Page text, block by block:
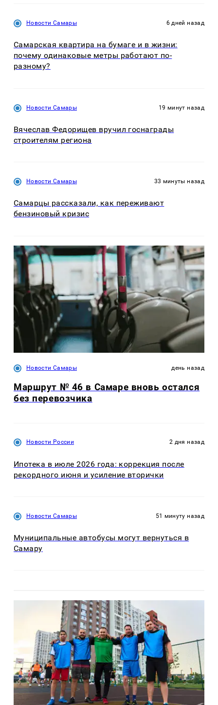
Новости Самары 6 дней назад
Самарская квартира на бумаге и в жизни:
почему одинаковые метры работают по-
разному?
Новости Самары 19 минут назад
Вячеслав Федорищев вручил госнаграды
строителям региона
Новости Самары 33 минуты назад
Самарцы рассказали, как переживают
бензиновый кризис
Новости Самары день назад
Маршрут № 46 в Самаре вновь остался
без перевозчика
Новости России 2 дня назад
Ипотека в июле 2026 года: коррекция после
рекордного июня и усиление вторички
Новости Самары 51 минуту назад
Муниципальные автобусы могут вернуться в
Самару